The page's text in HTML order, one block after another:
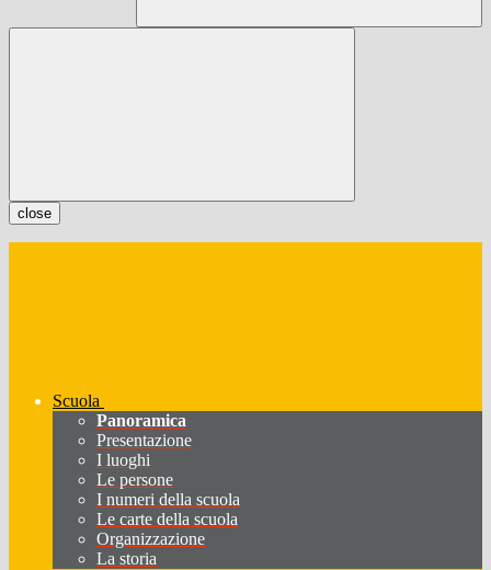
close
Scuola
Panoramica
Presentazione
I luoghi
Le persone
I numeri della scuola
Le carte della scuola
Organizzazione
La storia